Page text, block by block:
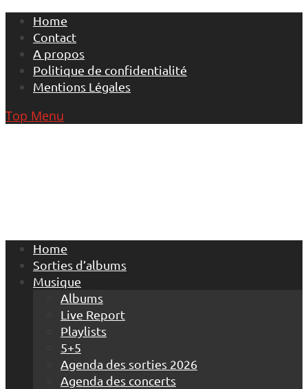
Skip
content
Home
Contact
A propos
Politique de confidentialité
Mentions Légales
Top Menu
Home
Sorties d’albums
Musique
Albums
Live Report
Playlists
5+5
Agenda des sorties 2026
Agenda des concerts